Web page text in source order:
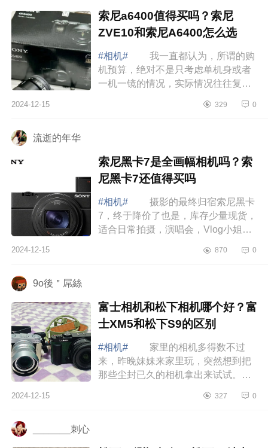
索尼a6400值得买吗？索尼
ZVE10和索尼A6400怎么选
#相机#
我一直都认为，所谓的购
机预算，绝对不是只考虑单机身或者
一机一镜的情况，实际情况往往复杂
费用，不然就会陷入无限制的花费
2024-12-15 329 0
流逝的年华
索尼黑卡7是全画幅相机吗？索
尼黑卡7还值得买吗
#相机#
摄影的最终归宿索尼黑卡
7，终于降价了也是，库存少量现货，
适合日常拍摄，演唱会，Vlog小姐
是全画幅相机吗？索尼黑卡7还值得买
2024-12-15 870 0
9o後＂屌絲
富士相机和松下相机哪个好？富
士XM5和松下S9的区别
#相机#
家里的相机多得数不过
来，昨晚妹妹来家里玩，突然想到把
那些尘封已久的相机拿出来试试。下
相机哪个好？富士XM5和松下S9的区
2024-12-15 327 0
_______刺心